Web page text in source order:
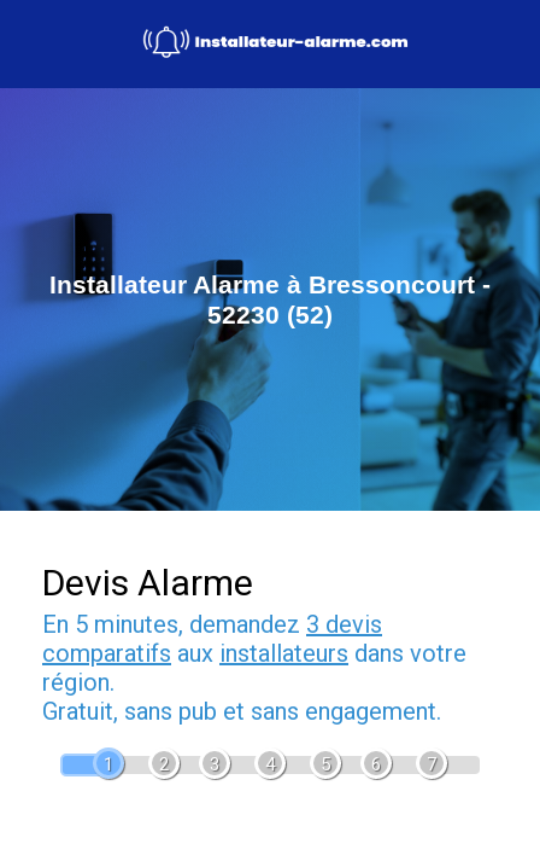
Installateur Alarme à Bressoncourt -
52230 (52)
Devis Alarme
En 5 minutes, demandez 3 devis
comparatifs aux installateurs dans votre
région.
Gratuit, sans pub et sans engagement.
1 2 3 4 5 6 7